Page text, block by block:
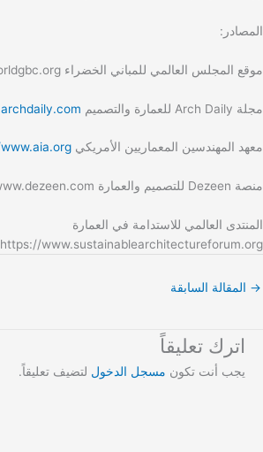
المصادر:
موقع المجلس العالمي للمباني الخضراء https://worldgbc.org/
مجلة Arch Daily للعمارة والتصميم
معهد المهندسين المعماريين الأمريكي
منصة Dezeen للتصميم والعمارة https://www.dezeen.com/
المنتدى العالمي للاستدامة في العمارة
https://www.sustainablearchitectureforum.org/
→ المقالة السابقة
اترك تعليقاً
يجب أنت تكون مسجل الدخول لتضيف تعليقاً.